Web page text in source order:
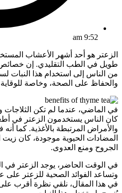
9:52 am
الزعتر هو أحد أشهر الأعشاب
طويل في الطب التقليدي. إن
من الناس إلى استخدام هذا النبات
والحفاظ على الصحة، وخاصة
في الماضي، عندما لم تكن
كان الناس يستخدمون الزعتر في
والأمراض المرتبطة بالأغذية. كما
المضادات الحيوية موجودة، كان
الجروح ومنع العدوى.
في الوقت الحاضر، يوجد الزعتر في
وتساعد الفوائد الصحية للزعتر
في هذا المقال، نلقي نظرة أقرب